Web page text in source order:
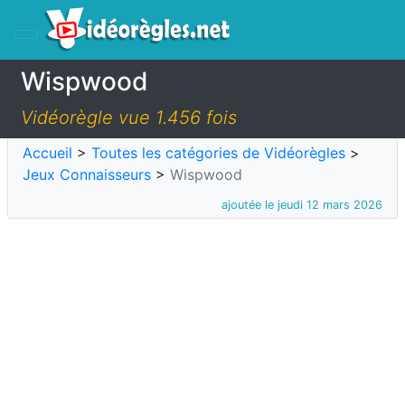
Wispwood
Vidéorègle vue 1.456 fois
Accueil > Toutes les catégories de Vidéorègles >
Jeux Connaisseurs > Wispwood
ajoutée le jeudi 12 mars 2026